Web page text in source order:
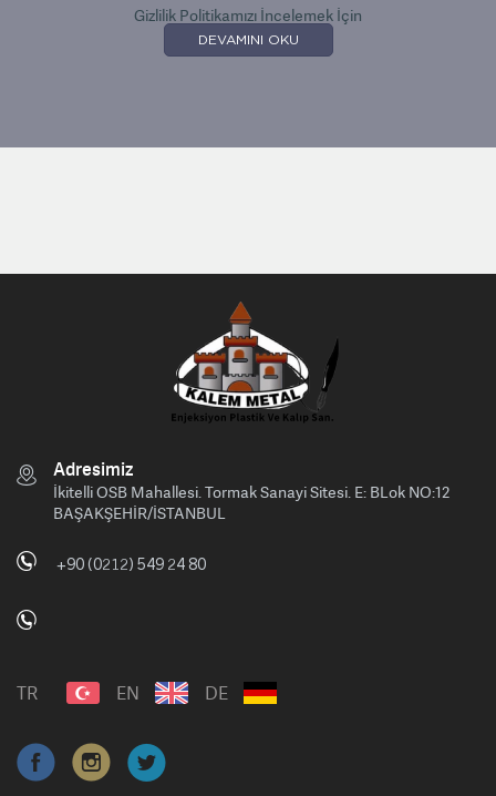
Gizlilik Politikamızı İncelemek İçin
DEVAMINI OKU
Adresimiz
İkitelli OSB Mahallesi. Tormak Sanayi Sitesi. E: BLok NO:12
BAŞAKŞEHİR/İSTANBUL
+90 (0212) 549 24 80
TR EN DE